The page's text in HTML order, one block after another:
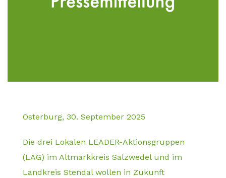
Osterburg, 30. September 2025
Die drei Lokalen LEADER-Aktionsgruppen
(LAG) im Altmarkkreis Salzwedel und im
Landkreis Stendal wollen in Zukunft